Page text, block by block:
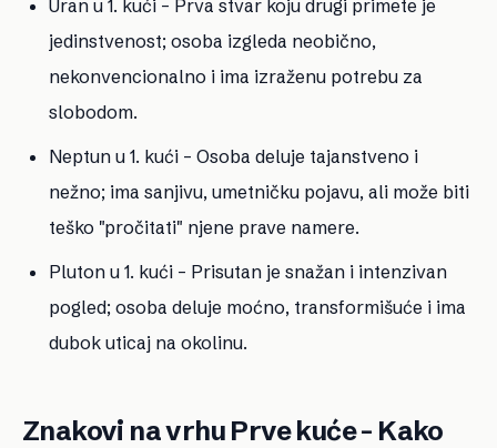
Uran u 1. kući – Prva stvar koju drugi primete je
jedinstvenost; osoba izgleda neobično,
nekonvencionalno i ima izraženu potrebu za
slobodom.
Neptun u 1. kući – Osoba deluje tajanstveno i
nežno; ima sanjivu, umetničku pojavu, ali može biti
teško "pročitati" njene prave namere.
Pluton u 1. kući – Prisutan je snažan i intenzivan
pogled; osoba deluje moćno, transformišuće i ima
dubok uticaj na okolinu.
Znakovi na vrhu Prve kuće – Kako